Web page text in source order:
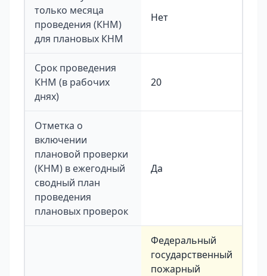
только месяца
проведения (КНМ)
для плановых КНМ
Нет
Срок проведения
КНМ (в рабочих
днях)
20
Отметка о
включении
плановой проверки
(КНМ) в ежегодный
сводный план
проведения
плановых проверок
Да
Федеральный
государственный
пожарный